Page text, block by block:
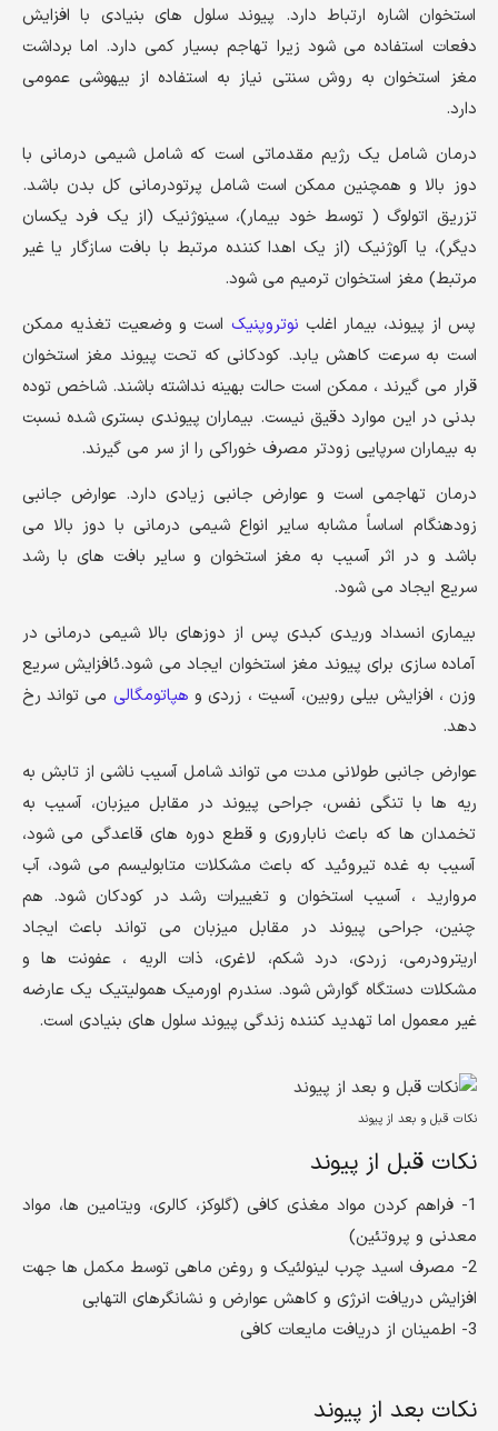
استخوان اشاره ارتباط دارد. پیوند سلول های بنیادی با افزایش
دفعات استفاده می شود زیرا تهاجم بسیار کمی دارد. اما برداشت
مغز استخوان به روش سنتی نیاز به استفاده از بیهوشی عمومی
دارد.
درمان شامل یک رژیم مقدماتی است که شامل شیمی درمانی با
دوز بالا و همچنین ممکن است شامل پرتودرمانی کل بدن باشد.
تزریق اتولوگ ( توسط خود بیمار)، سینوژنیک (از یک فرد یکسان
دیگر)، یا آلوژنیک (از یک اهدا کننده مرتبط با بافت سازگار یا غیر
مرتبط) مغز استخوان ترمیم می شود.
پس از پیوند، بیمار اغلب نوتروپنیک است و وضعیت تغذیه ممکن
است به سرعت کاهش یابد. کودکانی که تحت پیوند مغز استخوان
قرار می گیرند ، ممکن است حالت بهینه نداشته باشند. شاخص توده
بدنی در این موارد دقیق نیست. بیماران پیوندی بستری شده نسبت
به بیماران سرپایی زودتر مصرف خوراکی را از سر می گیرند.
درمان تهاجمی است و عوارض جانبی زیادی دارد. عوارض جانبی
زودهنگام اساساً مشابه سایر انواع شیمی درمانی با دوز بالا می
باشد و در اثر آسیب به مغز استخوان و سایر بافت های با رشد
سریع ایجاد می شود.
بیماری انسداد وریدی کبدی پس از دوزهای بالا شیمی درمانی در
آماده سازی برای پیوند مغز استخوان ایجاد می شود.ئافزایش سریع
وزن ، افزایش بیلی روبین، آسیت ، زردی و هپاتومگالی می تواند رخ
دهد.
عوارض جانبی طولانی مدت می تواند شامل آسیب ناشی از تابش به
ریه ها با تنگی نفس، جراحی پیوند در مقابل میزبان، آسیب به
تخمدان ها که باعث ناباروری و قطع دوره های قاعدگی می شود،
آسیب به غده تیروئید که باعث مشکلات متابولیسم می شود، آب
مروارید ، آسیب استخوان و تغییرات رشد در کودکان شود. هم
چنین، جراحی پیوند در مقابل میزبان می تواند باعث ایجاد
اریترودرمی، زردی، درد شکم، لاغری، ذات الریه ، عفونت ها و
مشکلات دستگاه گوارش شود. سندرم اورمیک همولیتیک یک عارضه
غیر معمول اما تهدید کننده زندگی پیوند سلول های بنیادی است.
نکات قبل و بعد از پیوند
نکات قبل از پیوند
1- فراهم کردن مواد مغذی کافی (گلوکز، کالری، ویتامین ها، مواد
معدنی و پروتئین)
2- مصرف اسید چرب لینولئیک و روغن ماهی توسط مکمل ها جهت
افزایش دریافت انرژی و کاهش عوارض و نشانگرهای التهابی
3- اطمینان از دریافت مایعات کافی
نکات بعد از پیوند